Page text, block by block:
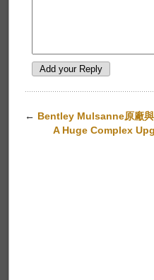
← Bentley Mulsanne原廠與
A Huge Complex